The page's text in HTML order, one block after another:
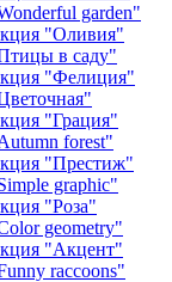
garden"
"Оливия"
в саду"
"Фелиция"
"Грация"
forest"
"Престиж"
graphic"
"Роза"
geometry"
"Акцент"
raccoons"